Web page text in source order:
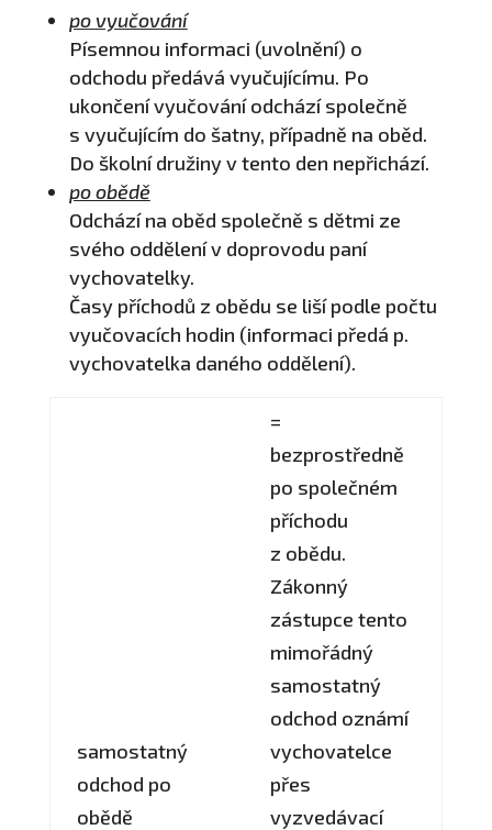
po vyučování
Písemnou informaci (uvolnění) o
odchodu předává vyučujícímu. Po
ukončení vyučování odchází společně
s vyučujícím do šatny, případně na oběd.
Do školní družiny v tento den nepřichází.
po obědě
Odchází na oběd společně s dětmi ze
svého oddělení v doprovodu paní
vychovatelky.
Časy příchodů z obědu se liší podle počtu
vyučovacích hodin (informaci předá p.
vychovatelka daného oddělení).
samostatný
odchod po
obědě
=
bezprostředně
po společném
příchodu
z obědu.
Zákonný
zástupce tento
mimořádný
samostatný
odchod oznámí
vychovatelce
přes
vyzvedávací